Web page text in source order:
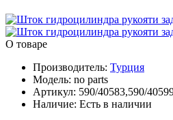
О товаре
Производитель: Турция
Модель: no parts
Артикул: 590/40583,590/
Наличие: Есть в наличии